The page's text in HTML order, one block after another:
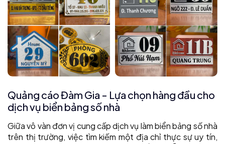
Quảng cáo Đàm Gia - Lựa chọn hàng đầu cho
dịch vụ biển bảng số nhà
Giữa vô vàn đơn vị cung cấp dịch vụ làm biển bảng số nhà
trên thị trường, việc tìm kiếm một địa chỉ thực sự uy tín,